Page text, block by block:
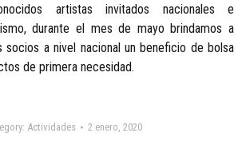
artistas invitados nacionales e
durante el mes de mayo brindamos a
socios a nivel nacional un beneficio de bolsa
de primera necesidad.
Actividades 2 enero, 2020